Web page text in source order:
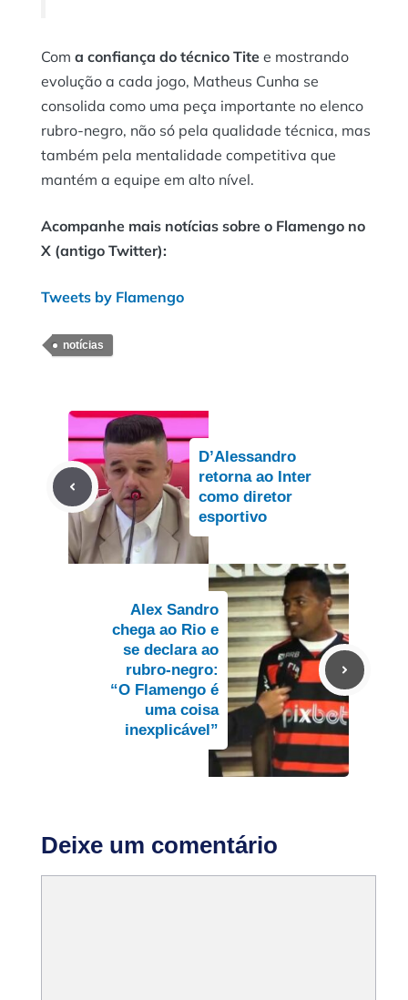
Com a confiança do técnico Tite e mostrando
evolução a cada jogo, Matheus Cunha se
consolida como uma peça importante no elenco
rubro-negro, não só pela qualidade técnica, mas
também pela mentalidade competitiva que
mantém a equipe em alto nível.
Acompanhe mais notícias sobre o Flamengo no
X (antigo Twitter):
Tweets by Flamengo
notícias
D’Alessandro
retorna ao Inter
como diretor
esportivo
Alex Sandro
chega ao Rio e
se declara ao
rubro-negro:
“O Flamengo é
uma coisa
inexplicável”
Deixe um comentário